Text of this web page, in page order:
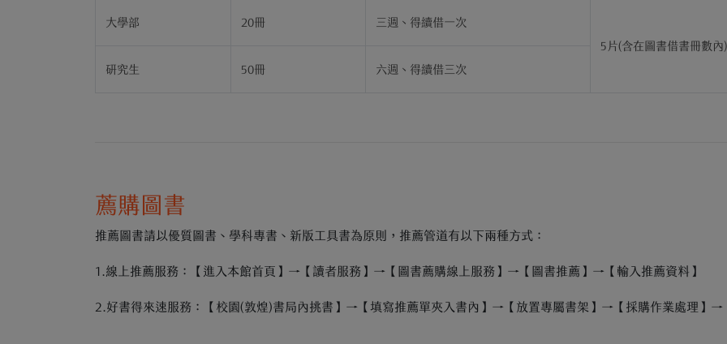
大學部 20冊
三週、得續借一次
5片(含在圖書借書冊數
研究生
50冊 六週、得續借三次
薦購圖書
推薦圖書請以優質圖書、學科專書、新版工具書為原則，推薦管道有以下兩種方式：
1.線上推薦服務：【進入本館首頁】→【讀者服務】→【圖書薦購線上服務】→【圖書推薦】→【輸入推薦資料】
2.好書得來速服務：【校園(敦煌)書局內挑書】→【填寫推薦單夾入書內】→【放置專屬書架】→【採購作業處理】→